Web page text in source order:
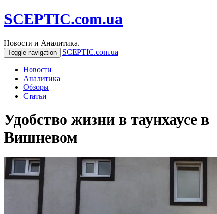
SCEPTIC.com.ua
Новости и Аналитика.
Toggle navigation SCEPTIC.com.ua
Новости
Аналитика
Обзоры
Статьи
Удобство жизни в таунхаусе в
Вишневом